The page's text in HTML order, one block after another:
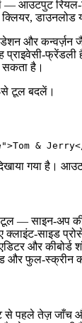
— आउटपुट
क्लियर,
और कन्वर्ज़न
है।
टूल बदलें।
&
गया है।
— साइन‑अप
क्लाइंट‑साइड
और कीबोर्ड
और फुल‑स्क्रीन
से पहले तेज़ जाँच